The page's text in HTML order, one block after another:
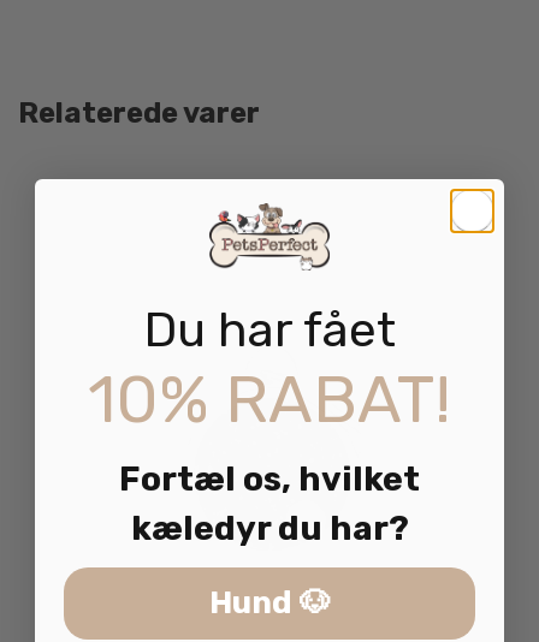
Relaterede varer
Du har fået
10% RABAT!
Fortæl os, hvilket
kæledyr du har?
Hund 🐶